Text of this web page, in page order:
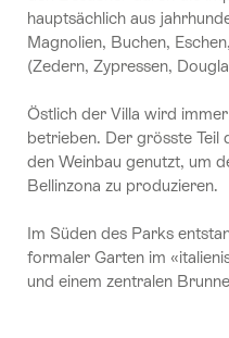
hauptsächlich aus
Magnolien, Buchen,
(Zedern, Zypressen,
Östlich der Villa wird
betrieben. Der grösste Teil
den Weinbau genutzt, um
Bellinzona zu produzieren.
Im Süden des Parks
formaler Garten im
und einem zentralen